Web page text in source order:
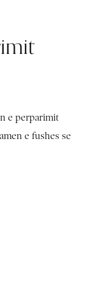
e perparimit
e fushes se